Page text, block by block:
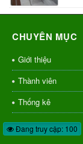
CHUYÊN MỤC
Giới thiệu
Thành viên
Thống kê
Đang truy cập: 100